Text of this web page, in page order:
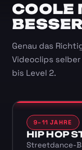
COOLE
Genau das
Videoclips
bis Level 2.
9–11 JAHRE
HIP HOP
Streetdance-